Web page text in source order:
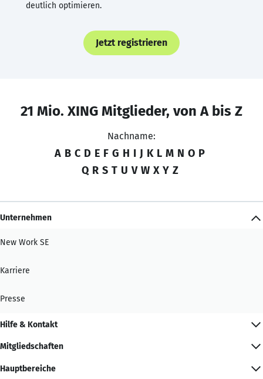
deutlich optimieren.
Jetzt registrieren
21 Mio. XING Mitglieder, von A bis Z
Nachname:
A B C D E F G H I J K L M N O P
Q R S T U V W X Y Z
Unternehmen
New Work SE
Karriere
Presse
Hilfe & Kontakt
Mitgliedschaften
Hauptbereiche